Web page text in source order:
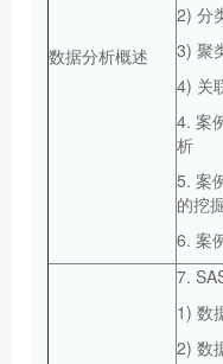
数据分析概述
2) 分
3) 聚
4) 关
4. 案
析
5. 案
的挖
6. 案
7.
1) 数
2) 数